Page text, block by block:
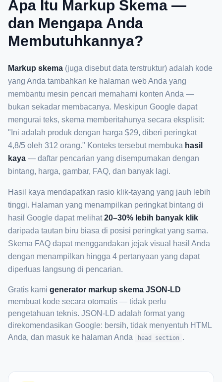
Apa Itu Markup Skema —
dan Mengapa Anda
Membutuhkannya?
Markup skema (juga disebut data terstruktur) adalah kode
yang Anda tambahkan ke halaman web Anda yang
membantu mesin pencari memahami konten Anda —
bukan sekadar membacanya. Meskipun Google dapat
mengurai teks, skema memberitahunya secara eksplisit:
"Ini adalah produk dengan harga $29, diberi peringkat
4,8/5 oleh 312 orang." Konteks tersebut membuka hasil
kaya — daftar pencarian yang disempurnakan dengan
bintang, harga, gambar, FAQ, dan banyak lagi.
Hasil kaya mendapatkan rasio klik-tayang yang jauh lebih
tinggi. Halaman yang menampilkan peringkat bintang di
hasil Google dapat melihat20–30% lebih banyak klik
daripada tautan biru biasa di posisi peringkat yang sama.
Skema FAQ dapat menggandakan jejak visual hasil Anda
dengan menampilkan hingga 4 pertanyaan yang dapat
diperluas langsung di pencarian.
Gratis kami generator markup skema JSON-LD
membuat kode secara otomatis — tidak perlu
pengetahuan teknis. JSON-LD adalah format yang
direkomendasikan Google: bersih, tidak menyentuh HTML
Anda, dan masuk ke halaman Anda
head section .